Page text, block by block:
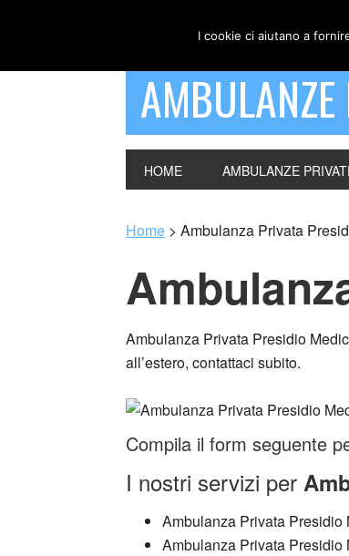
HOME AMBULANZE
Home > Ambulanza Privata
Ambulanza Privata Presidio
all’estero, contattaci subito.
Compila il form seguente
I nostri servizi per
Ambulanza Privata Presidio
Ambulanza Privata Presidio
I cookie ci aiutano a